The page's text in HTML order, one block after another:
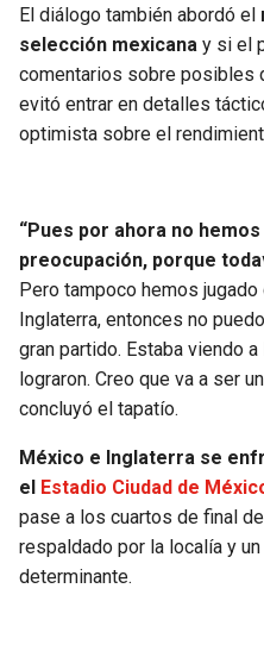
El diálogo también abordó el
selección mexicana y si el
comentarios sobre posibles
evitó entrar en detalles
optimista sobre el
“Pues por ahora no
preocupación, porque
Pero tampoco hemos
Inglaterra, entonces no
gran partido. Estaba viendo
lograron. Creo que va a ser
concluyó el tapatío.
México e Inglaterra se
el
Estadio Ciudad de
pase a los cuartos de final
respaldado por la localía y
determinante.